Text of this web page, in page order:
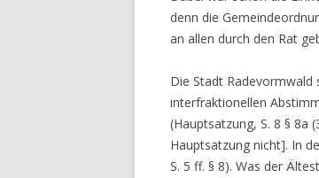
denn die
an allen durch den Rat
Die Stadt
interfraktionellen
(Hauptsatzung, S. 8 § 8a
Hauptsatzung nicht]. In
S. 5 ff. § 8). Was der